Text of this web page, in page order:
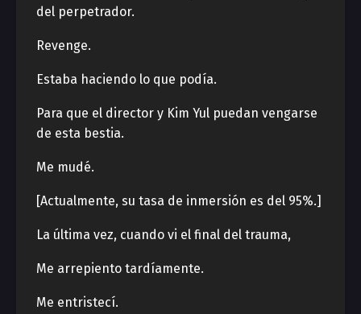
del perpetrador.
Revenge.
Estaba haciendo lo que podía.
Para que el director y Kim Yul puedan vengarse
de esta bestia.
Me mudé.
[Actualmente, su tasa de inmersión es del 95%.]
La última vez, cuando vi el final del trauma,
Me arrepiento tardíamente.
Me entristecí.